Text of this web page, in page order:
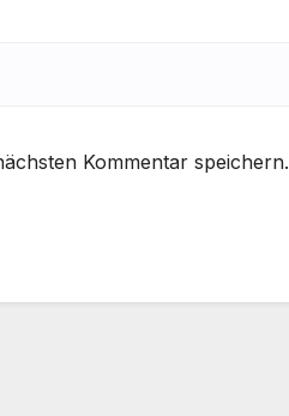
Kommentar speichern.